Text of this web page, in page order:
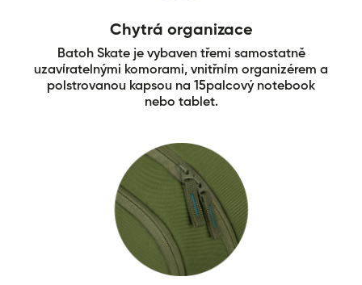
Chytrá organizace
Batoh Skate je vybaven třemi samostatně
uzavíratelnými komorami, vnitřním organizérem a
polstrovanou kapsou na 15palcový notebook
nebo tablet.